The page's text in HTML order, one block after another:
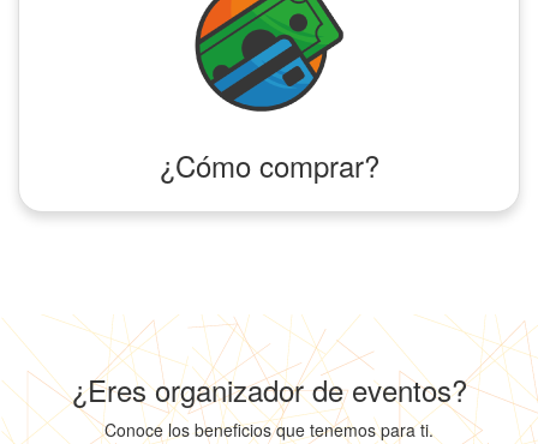
¿Cómo comprar?
¿Eres organizador de eventos?
Conoce los beneficios que tenemos para ti.